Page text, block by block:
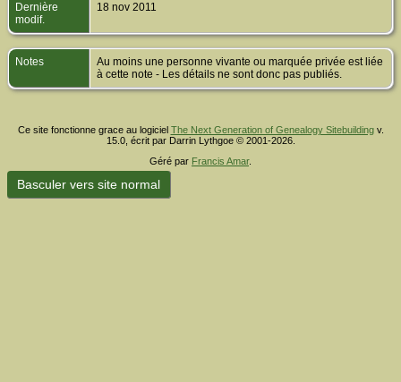
Dernière
modif.
18 nov 2011
Notes
Au moins une personne vivante ou marquée privée est liée
à cette note - Les détails ne sont donc pas publiés.
Ce site fonctionne grace au logiciel The Next Generation of Genealogy Sitebuildingv.
15.0, écrit par Darrin Lythgoe © 2001-2026.
Géré par Francis Amar.
Basculer vers site normal